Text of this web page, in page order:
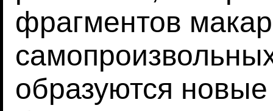
фрагментов
образуются